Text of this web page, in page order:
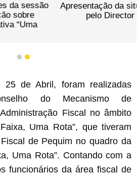
da Academia Fiscal de Macau
Serviços Iong Kong Leong
1 2
de Abril, foram realizadas
do Mecanismo de
Fiscal no âmbito
Uma Rota”, que tiveram
de Pequim no quadro da
Uma Rota”. Contando com a
funcionários da área fiscal de